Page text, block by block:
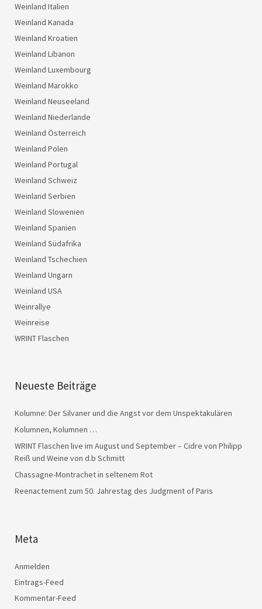
Weinland Italien
Weinland Kanada
Weinland Kroatien
Weinland Libanon
Weinland Luxembourg
Weinland Marokko
Weinland Neuseeland
Weinland Niederlande
Weinland Österreich
Weinland Polen
Weinland Portugal
Weinland Schweiz
Weinland Serbien
Weinland Slowenien
Weinland Spanien
Weinland Südafrika
Weinland Tschechien
Weinland Ungarn
Weinland USA
Weinrallye
Weinreise
WRINT Flaschen
Neueste Beiträge
Kolumne: Der Silvaner und die Angst vor dem Unspektakulären
Kolumnen, Kolumnen …
WRINT Flaschen live im August und September – Cidre von Philipp
Reiß und Weine von d.b Schmitt
Chassagne-Montrachet in seltenem Rot
Reenactement zum 50. Jahrestag des Judgment of Paris
Meta
Anmelden
Eintrags-Feed
Kommentar-Feed